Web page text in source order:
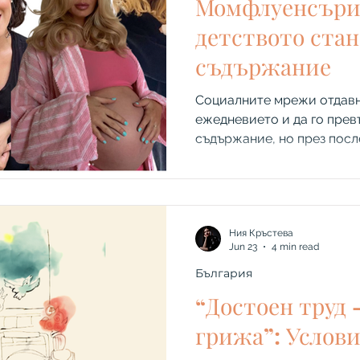
детството
съдържание
Социалните мрежи
ежедневието и да го
съдържание, но през
повече и повече. От видеа
инфлуенсъри превръщат
си в онлайн спектакъл.
розовите опаковки и
“Достоен труд
грижа”:
България
Ния Кръстева
Jun 23
4 min read